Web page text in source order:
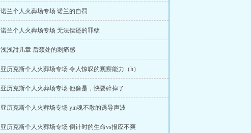
诺兰个人火葬场专场 诺兰的自罚
诺兰个人火葬场专场 无法偿还的罪孽
浅浅甜几章 后颈处的刺痛感
亚历克斯个人火葬场专场 令人惊叹的观察能力（h）
亚历克斯个人火葬场专场 他像是，快要碎掉了
亚历克斯个人火葬场专场 yin魂不散的诱导声波
亚历克斯个人火葬场专场 倒计时的生命vs报应不爽